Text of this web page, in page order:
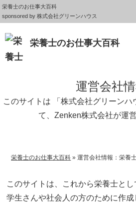
栄養士のお仕事大百科
sponsored by 株式会社グリーンハウス
栄養士のお仕事大百科
運営会社
このサイトは 「株式会社グリーンハ
て、Zenken株式会社が運
栄養士のお仕事大百科 »運営会社情報：栄養
このサイトは、これから栄養士とし
学生さんや社会人の方のために作成